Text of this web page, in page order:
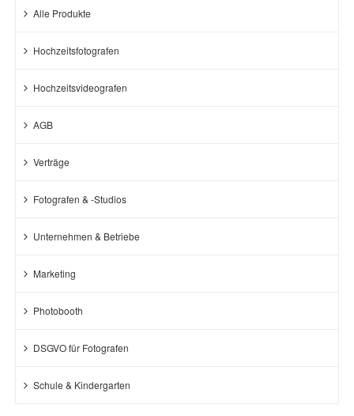
Alle Produkte
Hochzeitsfotografen
Hochzeitsvideografen
AGB
Verträge
Fotografen & -Studios
Unternehmen & Betriebe
Marketing
Photobooth
DSGVO für Fotografen
Schule & Kindergarten